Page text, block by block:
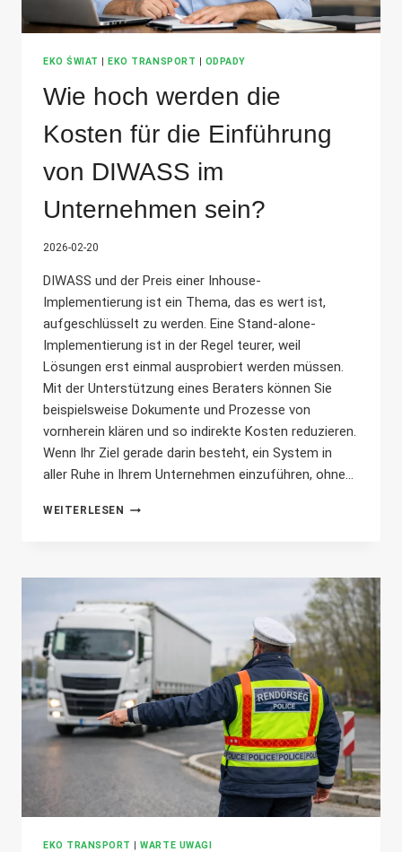
EKO ŚWIAT |EKO TRANSPORT | ODPADY
Wie hoch werden die
Kosten für die Einführung
von DIWASS im
Unternehmen sein?
2026-02-20
DIWASS und der Preis einer Inhouse-
Implementierung ist ein Thema, das es wert ist,
aufgeschlüsselt zu werden. Eine Stand-alone-
Implementierung ist in der Regel teurer, weil
Lösungen erst einmal ausprobiert werden müssen.
Mit der Unterstützung eines Beraters können Sie
beispielsweise Dokumente und Prozesse von
vornherein klären und so indirekte Kosten reduzieren.
Wenn Ihr Ziel gerade darin besteht, ein System in
aller Ruhe in Ihrem Unternehmen einzuführen, ohne...
WEITERLESEN
WIE
DIE
EINFÜHRUNG
VON
DIWASS
UNTERNEHMEN
SEIN?
EKO TRANSPORT |WARTE UWAGI